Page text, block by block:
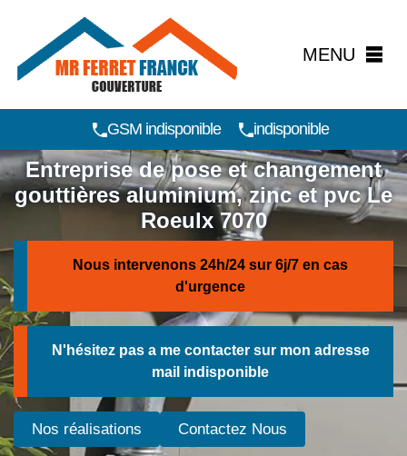
MENU
GSM indisponible indisponible
Entreprise de pose et changement
gouttières aluminium, zinc et pvc Le
Roeulx 7070
Nous intervenons 24h/24 sur 6j/7 en cas
d'urgence
N'hésitez pas a me contacter sur mon adresse
mail indisponible
Nos réalisations Contactez Nous